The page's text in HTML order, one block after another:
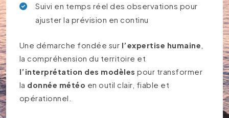
Suivi en temps réel des observations pour
ajuster la prévision en continu
Une démarche fondée sur l’expertise humaine
la compréhension du territoire et
l’interprétation des modèles pour transformer
la donnée météo en outil clair, fiable et
opérationnel.